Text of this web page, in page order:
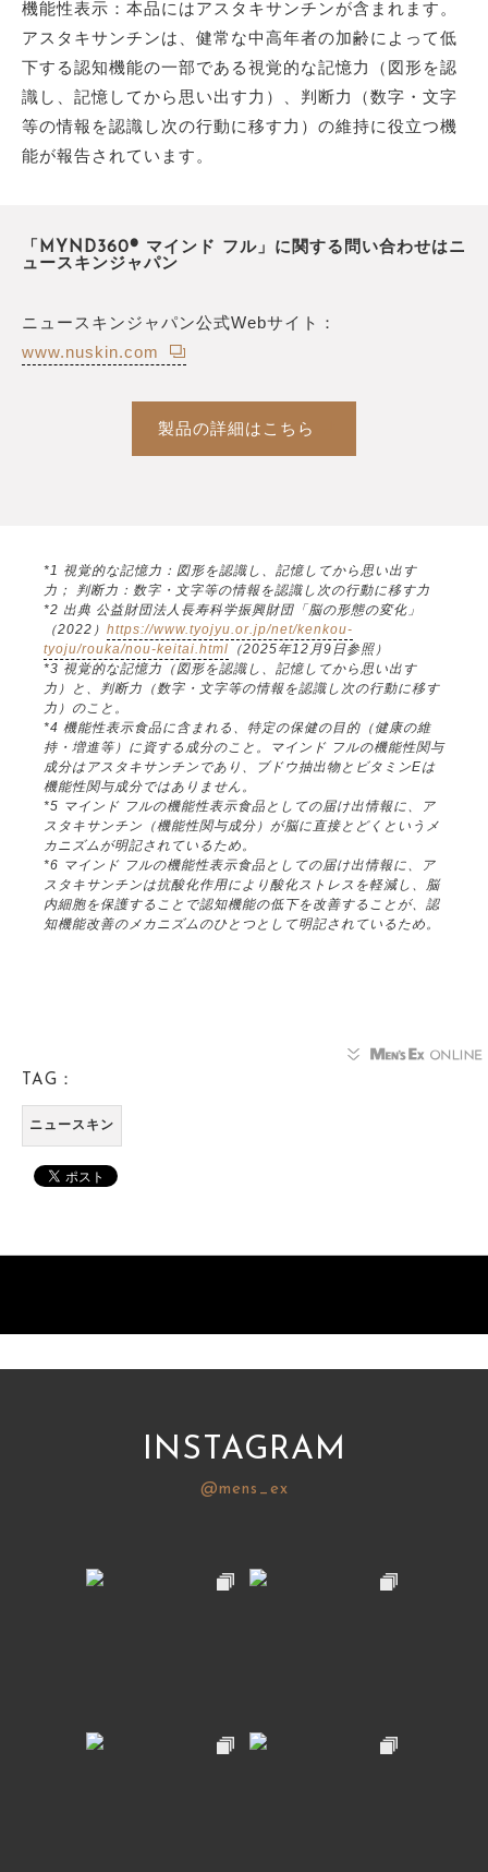
機能性表示：本品にはアスタキサンチンが含まれます。
アスタキサンチンは、健常な中高年者の加齢によって低
下する認知機能の一部である視覚的な記憶力（図形を認
識し、記憶してから思い出す力）、判断力（数字・文字
等の情報を認識し次の行動に移す力）の維持に役立つ機
能が報告されています。
「MYND360® マインド フル」に関する問い合わせはニ
ュースキンジャパン
ニュースキンジャパン公式Webサイト：
www.nuskin.com
製品の詳細はこちら
*1 視覚的な記憶力：図形を認識し、記憶してから思い出す
力； 判断力：数字・文字等の情報を認識し次の行動に移す力
*2 出典 公益財団法人長寿科学振興財団「脳の形態の変化」
（2022） https://www.tyojyu.or.jp/net/kenkou-
tyoju/rouka/nou-keitai.html （2025年12月9日参照）
*3 視覚的な記憶力（図形を認識し、記憶してから思い出す
力）と、判断力（数字・文字等の情報を認識し次の行動に移す
力）のこと。
*4 機能性表示食品に含まれる、特定の保健の目的（健康の維
持・増進等）に資する成分のこと。マインド フルの機能性関与
成分はアスタキサンチンであり、ブドウ抽出物とビタミンEは
機能性関与成分ではありません。
*5 マインド フルの機能性表示食品としての届け出情報に、ア
スタキサンチン（機能性関与成分）が脳に直接とどくというメ
カニズムが明記されているため。
*6 マインド フルの機能性表示食品としての届け出情報に、ア
スタキサンチンは抗酸化作用により酸化ストレスを軽減し、脳
内細胞を保護することで認知機能の低下を改善することが、認
知機能改善のメカニズムのひとつとして明記されているため。
TAG：
ニュースキン
INSTAGRAM
@mens_ex